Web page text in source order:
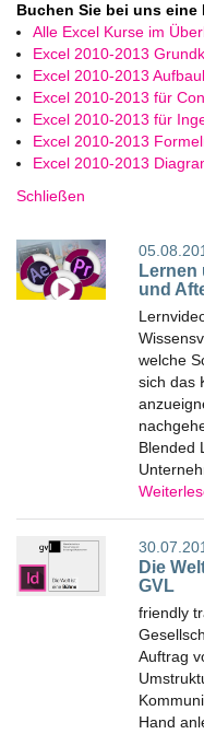
Buchen Sie bei uns eine
Alle Excel Kurse im
Excel 2010-2013
Excel 2010-2013
Excel 2010-2013 für
Excel 2010-2013 für
Excel 2010-2013
Excel 2010-2013
Schließen
Lernen
und
welche
sich das
Blended
Die
GVL
friendly
Auftrag
Hand